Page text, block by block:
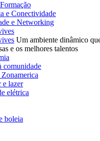
e Conectividade
e Networking
Um ambiente dinâmico
e os melhores talentos
comunidade
e lazer
elétrica
boleia